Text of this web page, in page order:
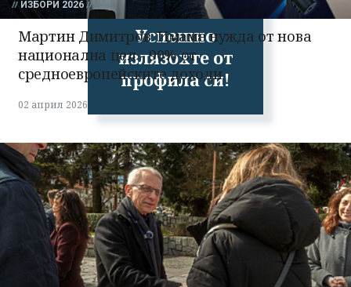
Успешно
излязохте от
профила си!
ИЗБОРИ 2026
Мартин Димитров: Имаме нужда от нова
национална цел - 90% от
средноевропейските доходи
02 април 2026